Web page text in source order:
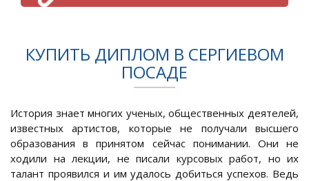
КУПИТЬ ДИПЛОМ В СЕРГИЕВОМ
ПОСАДЕ
История знает многих ученых, общественных деятелей,
известных артистов, которые не получали высшего
образования в принятом сейчас понимании. Они не
ходили на лекции, не писали курсовых работ, но их
талант проявился и им удалось добиться успехов. Ведь